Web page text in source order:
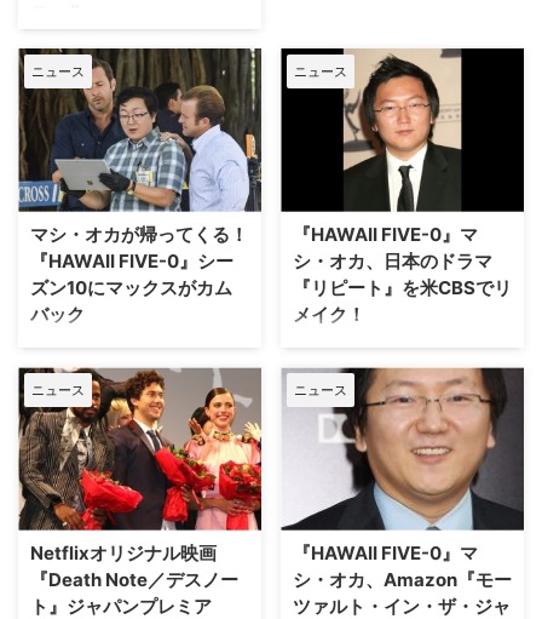
「週刊少年ジャンプ」（集英社）
で連載中の漫画「約束のネバーラ
ンド」が、海外で実写TVドラマ
化されることが明らかとなり、原
作・白井カイウと作画・出水ぽす
かが喜びのコメントを寄せた。
原作・白井カイウ／作画・出水ぽ
すかによる「約束のネバーラン
ド」は2016年に「週刊少年ジャ
ンプ」で連載が始まり、現在全世
界での累計発行部数2…
ニュース
マシ・オカが帰ってくる！
『HAWAII FIVE-0』シー
ズン10にマックスがカム
バック
米CBSの大人気アクションドラマ
『HAWAII FIVE-0』で検視官マッ
クス・バーグマンを演じていたマ
シ・オカが、同作にカムバックす
ることが明らかになった。米TV
Lineが報じている。 シーズン1で
のゲスト出演を経て、シーズン2
からレギュラー出演していたマ
降板理由として、ハワイという
撮…
ニュース
『HAWAII FIVE-0』マ
シ・オカ、日本のドラマ
『リピート』を米CBSでリ
メイク！
大ヒット犯罪捜査ドラマ
『HAWAII FIVE-0』で7シーズン
にわたり検視官のマックス・バー
グマンを演じたマシ・オカが、米
CBSで日本のドラマ『リピート』
をリメイクすることが分かった。
米Deadlineが報じている。 2018
年初めに放送された『リピート』
主人公は、未来から過去のある時
点…
ニュース
Netflixオリジナル映画
『Death Note／デスノー
ト』ジャパンプレミア
ニュース
『HAWAII FIVE-0』マ
シ・オカ、Amazon『モー
ツァルト・イン・ザ・ジャ